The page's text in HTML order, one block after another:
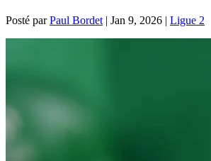
Posté parPaul Bordet | Jan 9, 2026 | Ligue 2